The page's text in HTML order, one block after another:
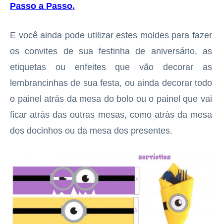
Passo a Passo.
E você ainda pode utilizar estes moldes para fazer
os convites de sua festinha de aniversário, as
etiquetas ou enfeites que vão decorar as
lembrancinhas de sua festa, ou ainda decorar todo
o painel atrás da mesa do bolo ou o painel que vai
ficar atrás das outras mesas, como atrás da mesa
dos docinhos ou da mesa dos presentes.